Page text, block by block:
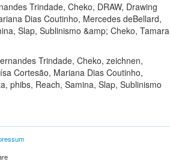
Trindade, Cheko, DRAW, Drawing
Dias Coutinho, Mercedes deBellard,
Slap, Sublinismo &amp; Cheko, Tamara
Trindade, Cheko, zeichnen,
Cortesão, Mariana Dias Coutinho,
phibs, Reach, Samina, Slap, Sublinismo